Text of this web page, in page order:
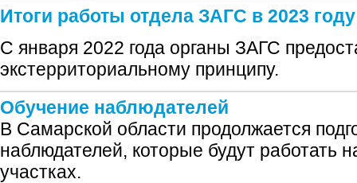
Итоги работы отдела ЗАГС в 2023 году
С января 2022 года органы ЗАГС
экстерриториальному принципу.
Обучение наблюдателей
В Самарской области продолжается
наблюдателей, которые будут работать
участках.